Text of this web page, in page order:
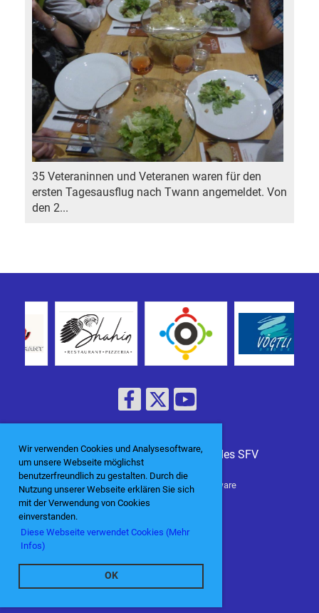
Wir verwenden Cookies und Analysesoftware,
um unsere Webseite möglichst
benutzerfreundlich zu gestalten. Durch die
Nutzung unserer Webseite erklären Sie sich
mit der Verwendung von Cookies
einverstanden.
Diese Webseite verwendet Cookies (Mehr
Infos)
OK
35 Veteraninnen und Veteranen waren für den
ersten Tagesausflug nach Twann angemeldet. Von
den 2...
© Veteranen-Vereinigung NWS des SFV
erstellt mit ClubDesk Vereinssoftware